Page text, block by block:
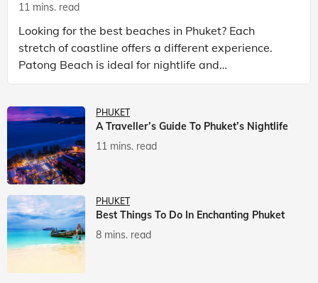
11 mins. read
Looking for the best beaches in Phuket? Each
stretch of coastline offers a different experience.
Patong Beach is ideal for nightlife and
entertainment, while Kata Beach Phuket and Karon
PHUKET
A Traveller’s Guide To Phuket’s Nightlife
11 mins. read
PHUKET
Best Things To Do In Enchanting Phuket
8 mins. read